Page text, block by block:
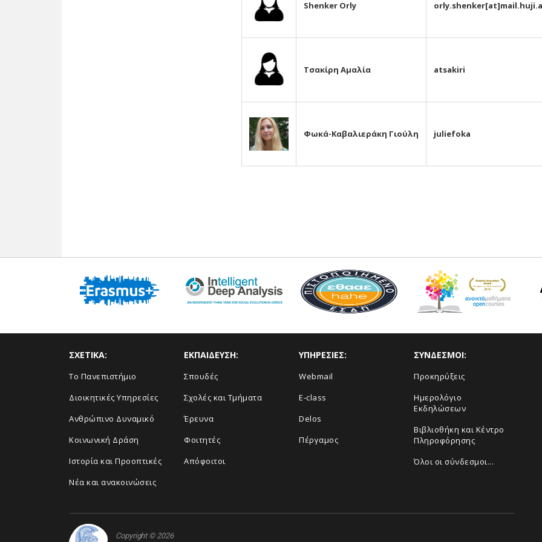
Shenker Orly
Τσακίρη Αμαλία atsakiri
Φωκά-Καβαλιεράκη Γιούλη juliefoka
ΣΧΕΤΙΚΑ:
Το Πανεπιστήμιο
Διοικητικές Υπηρεσίες
Ανθρώπινο Δυναμικό
Κοινωνική Δράση
Ιστορία και Προοπτικές
Νέα και ανακοινώσεις
ΕΚΠΑΙΔΕΥΣΗ:
Σπουδές
Σχολές και Τμήματα
Έρευνα
Φοιτητές
Απόφοιτοι
ΥΠΗΡΕΣΙΕΣ:
Webmail
E-class
Delos
Πέργαμος
ΣΥΝΔΕΣΜΟΙ:
Προκηρύξεις
Ημερολόγιο
Εκδηλώσεων
Βιβλιοθήκη και Κέντρο
Πληροφόρησης
Όλοι οι σύνδεσμοι...
Copyright © 2026